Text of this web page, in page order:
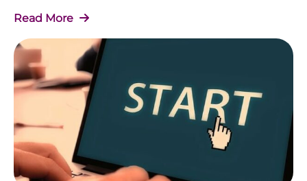
Read More